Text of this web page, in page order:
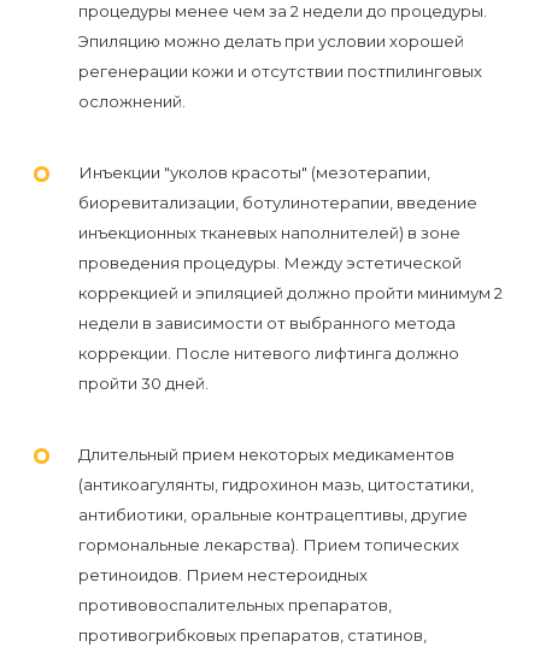
процедуры менее чем за 2 недели до процедуры.
Эпиляцию можно делать при условии хорошей
регенерации кожи и отсутствии постпилинговых
осложнений.
Инъекции "уколов красоты" (мезотерапии,
биоревитализации, ботулинотерапии, введение
инъекционных тканевых наполнителей) в зоне
проведения процедуры. Между эстетической
коррекцией и эпиляцией должно пройти минимум 2
недели в зависимости от выбранного метода
коррекции. После нитевого лифтинга должно
пройти 30 дней.
Длительный прием некоторых медикаментов
(антикоагулянты, гидрохинон мазь, цитостатики,
антибиотики, оральные контрацептивы, другие
гормональные лекарства). Прием топических
ретиноидов. Прием нестероидных
противовоспалительных препаратов,
противогрибковых препаратов, статинов,